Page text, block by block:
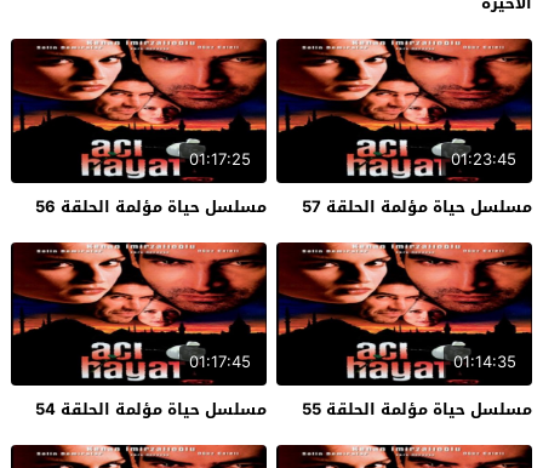
01:23:45
مسلسل حياة مؤلمة الحلقة 57
01:17:25
مسلسل حياة مؤلمة الحلقة 56
01:14:35
مسلسل حياة مؤلمة الحلقة 55
01:17:45
مسلسل حياة مؤلمة الحلقة 54